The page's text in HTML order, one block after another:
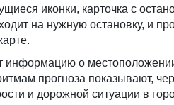
иконки, карточка с
на нужную остановку, и
информацию о
прогноза показывают,
и дорожной ситуации в